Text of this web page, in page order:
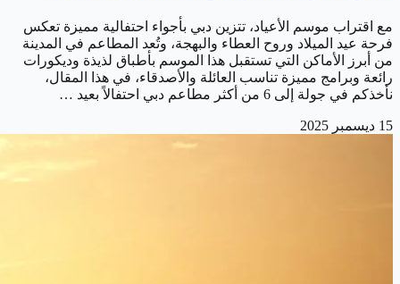
مع اقتراب موسم الأعياد، تتزين دبي بأجواء احتفالية مميزة تعكس
فرحة عيد الميلاد وروح العطاء والبهجة، وتُعد المطاعم في المدينة
من أبرز الأماكن التي تستقبل هذا الموسم بأطباق لذيذة وديكورات
رائعة وبرامج مميزة تناسب العائلة والأصدقاء، في هذا المقال،
نأخذكم في جولة إلى 6 من أكثر مطاعم دبي احتفالاً بعيد …
15 ديسمبر 2025